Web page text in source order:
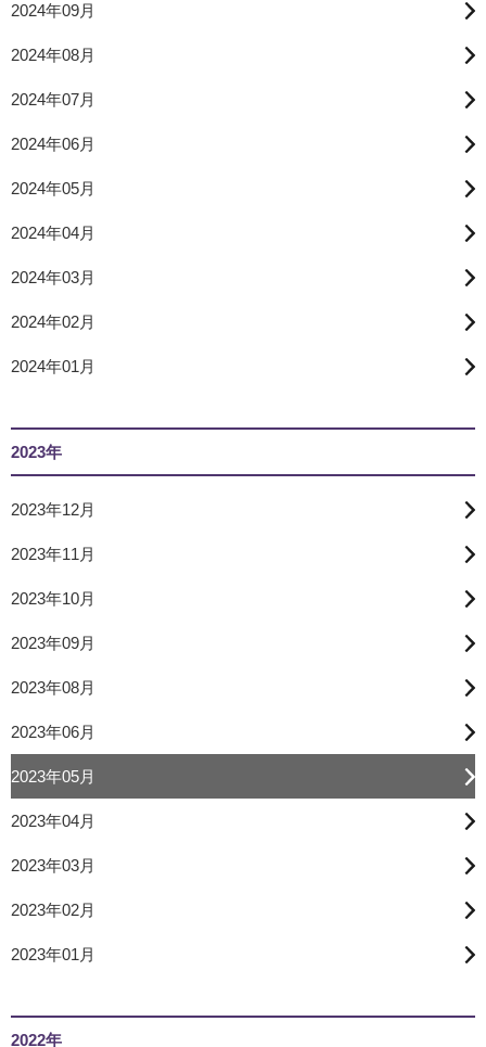
2024年09月
2024年08月
2024年07月
2024年06月
2024年05月
2024年04月
2024年03月
2024年02月
2024年01月
2023年
2023年12月
2023年11月
2023年10月
2023年09月
2023年08月
2023年06月
2023年05月
2023年04月
2023年03月
2023年02月
2023年01月
2022年